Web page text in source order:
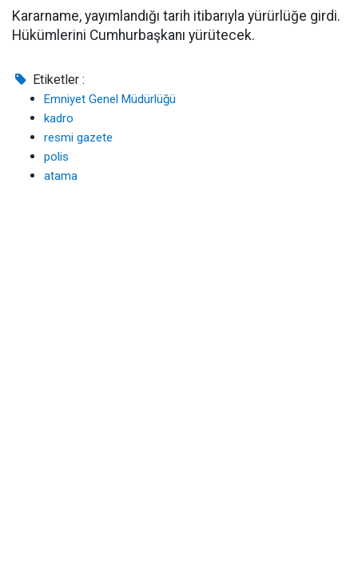
Kararname, yayımlandığı tarih itibarıyla yürürlüğe girdi.
Hükümlerini Cumhurbaşkanı yürütecek.
Etiketler :
Emniyet Genel Müdürlüğü
kadro
resmi gazete
polis
atama